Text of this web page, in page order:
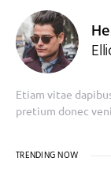
Etiam vitae
pretium donec
TRENDING NOW